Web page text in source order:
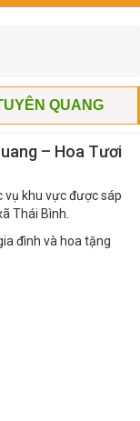
QUANG
– Hoa Tươi
vụ khu vực được sáp
Thái Bình.
đình và hoa tặng